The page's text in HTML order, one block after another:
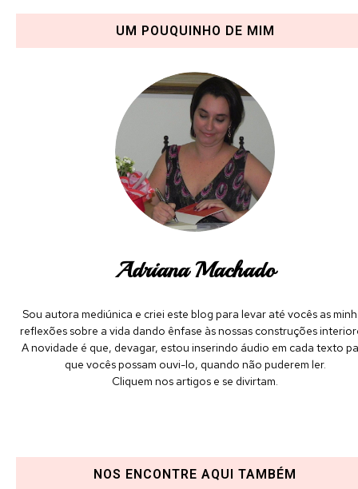
UM POUQUINHO DE MIM
Adriana Machado
Sou autora mediúnica e criei este blog para levar até vocês as
reflexões sobre a vida dando ênfase às nossas construções
A novidade é que, devagar, estou inserindo áudio em cada texto
que vocês possam ouvi-lo, quando não puderem ler.
Cliquem nos artigos e se divirtam.
NOS ENCONTRE AQUI TAMBÉM